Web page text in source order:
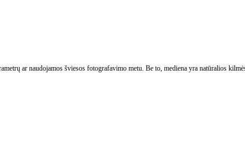
ar naudojamos šviesos fotografavimo metu. Be to, mediena yra natūralios